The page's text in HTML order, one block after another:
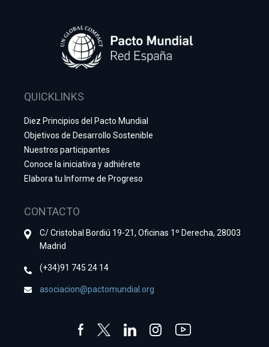
QUICKLINKS
Diez Principios del Pacto Mundial
Objetivos de Desarrollo Sostenible
Nuestros participantes
Conoce la iniciativa y adhiérete
Elabora tu Informe de Progreso
CONTACTO
C/ Cristobal Bordiú 19-21, Oficinas 1º Derecha, 28003
Madrid
(+34)91 745 24 14
asociacion@pactomundial.org